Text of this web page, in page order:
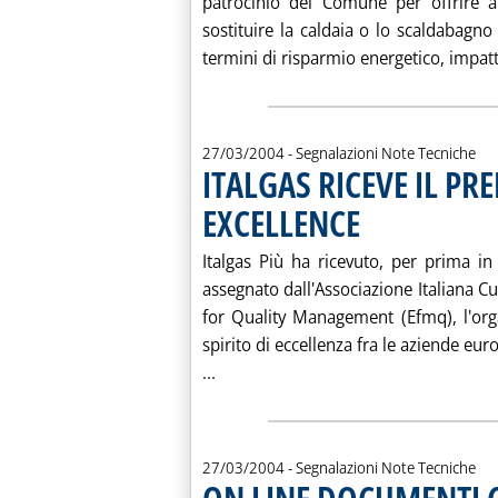
sostituire la caldaia o lo
termini di risparmio energetico,
27/03/2004- Segnalazioni Note Tecniche
ITALGAS RICEVE IL
EXCELLENCE
Italgas Più ha ricevuto, per prima
assegnato dall'Associazione Italiana
for Quality Management (Efmq),
spirito di eccellenza fra le aziende
...
27/03/2004- Segnalazioni Note Tecniche